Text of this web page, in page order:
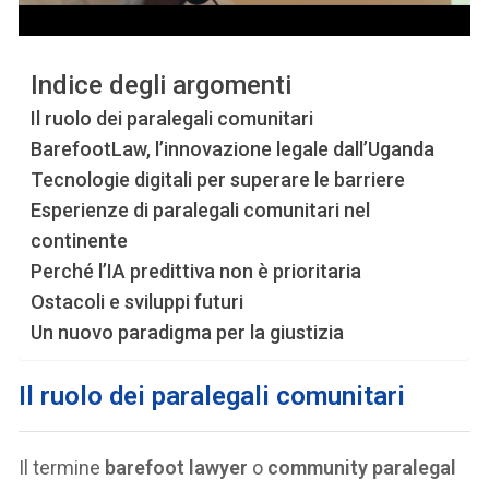
Indice degli argomenti
Il ruolo dei paralegali comunitari
BarefootLaw, l’innovazione legale dall’Uganda
Tecnologie digitali per superare le barriere
Esperienze di paralegali comunitari nel
continente
Perché l’IA predittiva non è prioritaria
Ostacoli e sviluppi futuri
Un nuovo paradigma per la giustizia
Il ruolo dei paralegali comunitari
Il termine barefoot lawyer o community paralegal